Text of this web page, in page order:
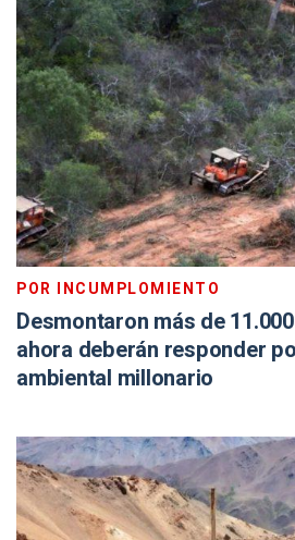
POR INCUMPLOMIENTO
Desmontaron más de
ahora deberán responder
ambiental millonario